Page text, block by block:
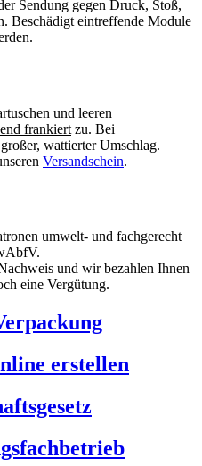
Sendung gegen Druck, Stoß,
Beschädigt eintreffende Module
und leeren
frankiert zu. Bei
wattierter Umschlag.
Versandschein.
umwelt- und fachgerecht
und wir bezahlen Ihnen
eine Vergütung.
erstellen